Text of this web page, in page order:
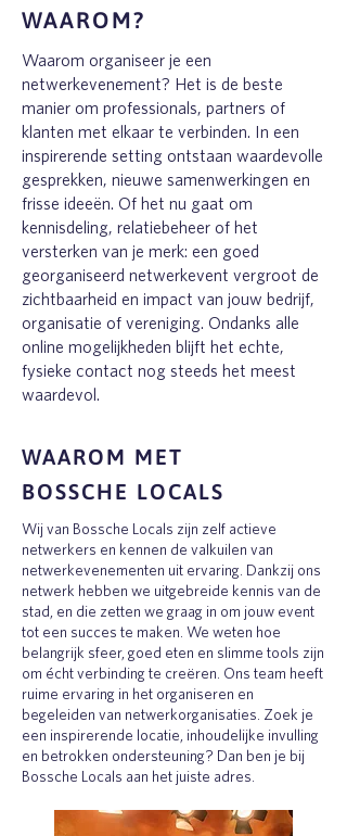
WAAROM?
Waarom organiseer je een
netwerkevenement? Het is de beste
manier om professionals, partners of
klanten met elkaar te verbinden. In een
inspirerende setting ontstaan waardevolle
gesprekken, nieuwe samenwerkingen en
frisse ideeën. Of het nu gaat om
kennisdeling, relatiebeheer of het
versterken van je merk: een goed
georganiseerd netwerkevent vergroot de
zichtbaarheid en impact van jouw bedrijf,
organisatie of vereniging. Ondanks alle
online mogelijkheden blijft het echte,
fysieke contact nog steeds het meest
waardevol.
WAAROM MET
BOSSCHE LOCALS
Wij van Bossche Locals zijn zelf actieve
netwerkers en kennen de valkuilen van
netwerkevenementen uit ervaring. Dankzij ons
netwerk hebben we uitgebreide kennis van de
stad, en die zetten we graag in om jouw event
tot een succes te maken. We weten hoe
belangrijk sfeer, goed eten en slimme tools zijn
om écht verbinding te creëren. Ons team heeft
ruime ervaring in het organiseren en
begeleiden van netwerkorganisaties. Zoek je
een inspirerende locatie, inhoudelijke invulling
en betrokken ondersteuning? Dan ben je bij
Bossche Locals aan het juiste adres.